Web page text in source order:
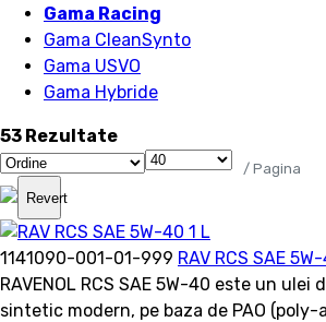
Gama Racing
Gama CleanSynto
Gama USVO
Gama Hybride
53 Rezultate
/ Pagina
Revert
1141090-001-01-999 RAV RCS SAE
RAVENOL RCS SAE 5W-40 este un ulei
sintetic modern, pe baza de PAO (poly-